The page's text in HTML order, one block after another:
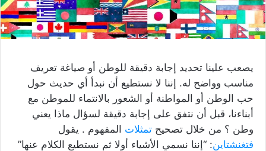
يصعب علينا تحديد إجابة دقيقة للوطن أو صياغة تعريف
مناسب وواضح له. إننا لا نستطيع أن نبدأ أي حديث حول
حب الوطن أو المواطنة أو الشعور بالانتماء للموطن مع
أبناءنا، قبل أن نتفق على إجابة دقيقة لسؤال ماذا يعني
وطن ؟ من خلال تصحيح تمثلات المفهوم . يقول
فتغنشتاين: “إننا نسمي الأشياء أولا ثم نستطيع الكلام عنها”